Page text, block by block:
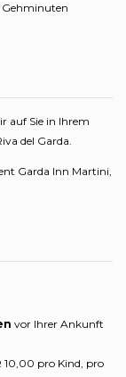
Gehminuten
auf Sie in Ihrem
del Garda.
Garda Inn Martini,
vor Ihrer Ankunft
10,00 pro Kind, pro